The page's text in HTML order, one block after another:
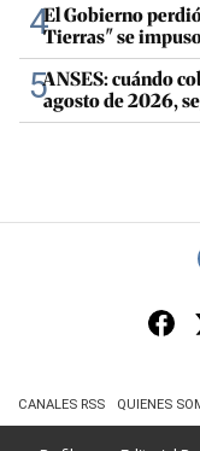
4El Gobierno
Tierras" se
5ANSES: cuándo
agosto de 2026,
CANALES RSS QUIENES